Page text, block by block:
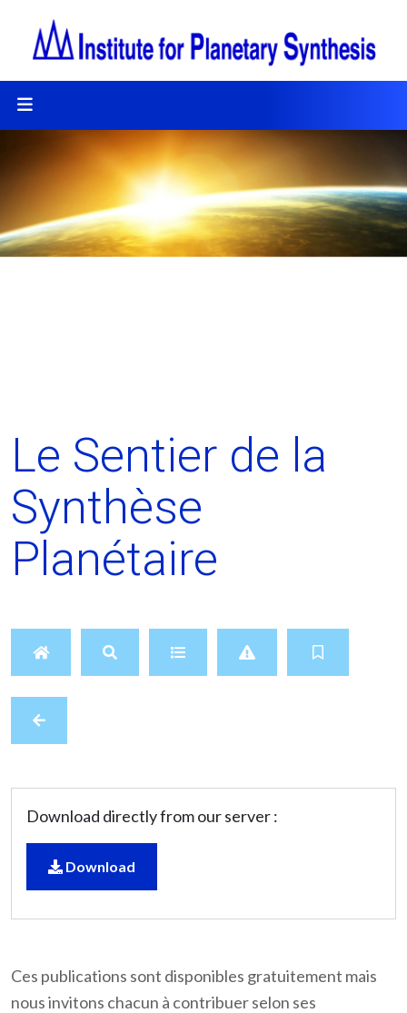
Le Sentier de la
Synthèse
Planétaire
Download directly from our server :
Download
Ces publications sont disponibles gratuitement mais
nous invitons chacun à contribuer selon ses